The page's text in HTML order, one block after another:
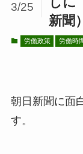
新聞）
3/25
労働政策 労働時
朝日新聞に面
す。